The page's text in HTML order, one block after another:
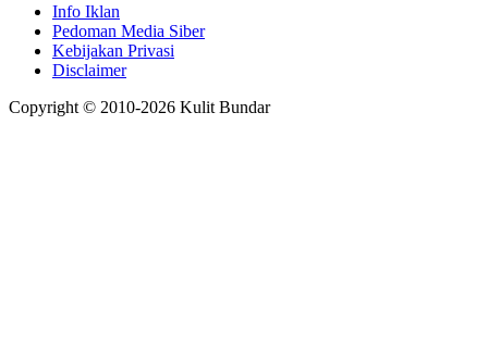
Info Iklan
Pedoman Media Siber
Kebijakan Privasi
Disclaimer
Copyright © 2010-2026 Kulit Bundar